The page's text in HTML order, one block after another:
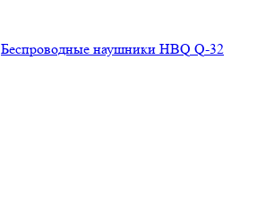
Беспроводные наушники HBQ Q-32